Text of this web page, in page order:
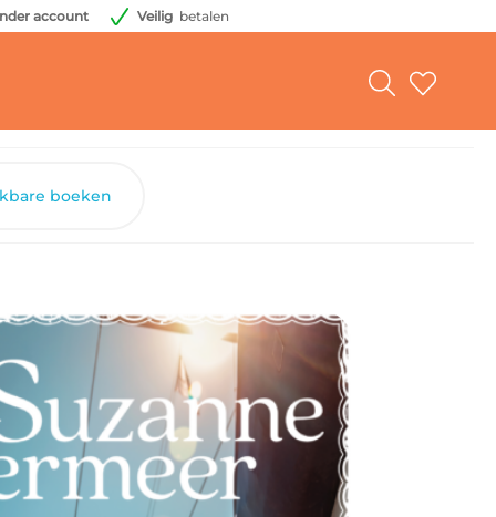
account Veilig betalen
boeken